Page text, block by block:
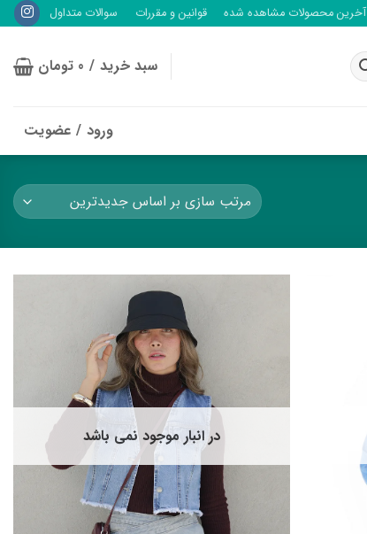
آخرین محصولات مشاهده شده قوانین و مقررات سوالات متداول
سبد خرید / 0 تومان
ورود / عضویت
در انبار موجود نمی باشد